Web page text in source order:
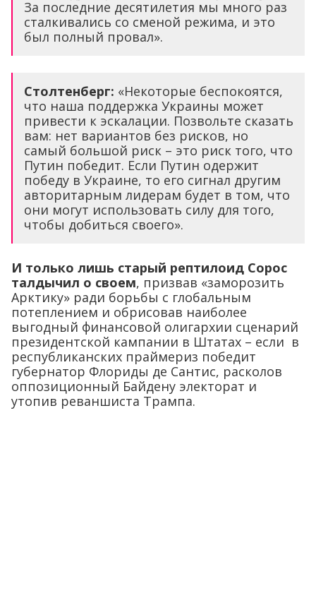
За последние десятилетия мы много раз
сталкивались со сменой режима, и это
был полный провал».
Столтенберг: «Некоторые беспокоятся,
что наша поддержка Украины может
привести к эскалации. Позвольте сказать
вам: нет вариантов без рисков, но
самый большой риск – это риск того, что
Путин победит. Если Путин одержит
победу в Украине, то его сигнал другим
авторитарным лидерам будет в том, что
они могут использовать силу для того,
чтобы добиться своего».
И только лишь старый рептилоид Сорос
талдычил о своем, призвав «заморозить
Арктику» ради борьбы с глобальным
потеплением и обрисовав наиболее
выгодный финансовой олигархии сценарий
президентской кампании в Штатах – если в
республиканских праймериз победит
губернатор Флориды де Сантис, расколов
оппозиционный Байдену электорат и
утопив реваншиста Трампа.